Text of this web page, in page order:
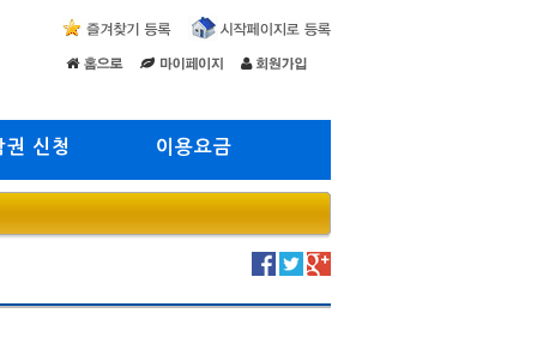
권 신청 이용요금